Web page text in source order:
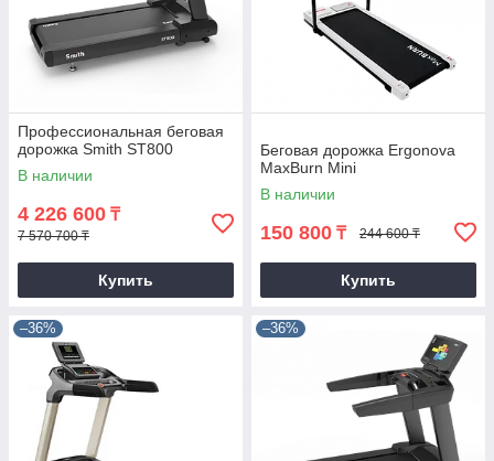
Профессиональная беговая
дорожка Smith ST800
В наличии
4 226 600 ₸
7 570 700 ₸
Купить
Беговая дорожка Ergonova
MaxBurn Mini
В наличии
150 800 ₸ 244 600 ₸
Купить
–36% –36%